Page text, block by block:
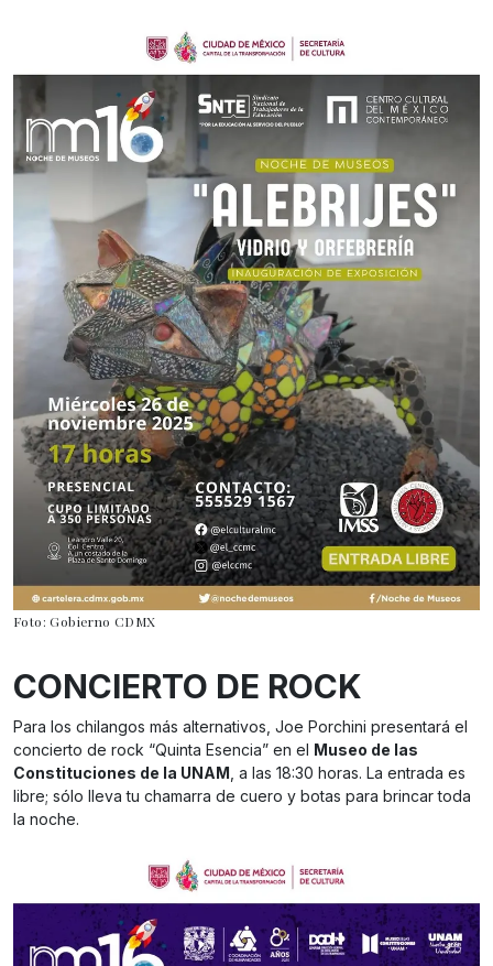
Foto: Gobierno CDMX
CONCIERTO DE ROCK
Para los chilangos más alternativos, Joe Porchini presentará el
concierto de rock “Quinta Esencia” en el Museo de las
Constituciones de la UNAM, a las 18:30 horas. La entrada es
libre; sólo lleva tu chamarra de cuero y botas para brincar toda
la noche.